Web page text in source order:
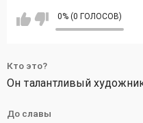
0% (0 ГОЛОСОВ)
Кто это?
Он талантливый
До славы